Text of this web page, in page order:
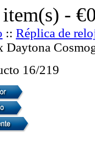
item(s) -
:: Réplica de
Daytona
16/219